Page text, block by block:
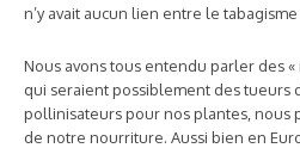
n’y avait aucun lien entre le
Nous avons tous entendu parler des
qui seraient possiblement des tueurs
pollinisateurs pour nos plantes, nous
de notre nourriture. Aussi bien en